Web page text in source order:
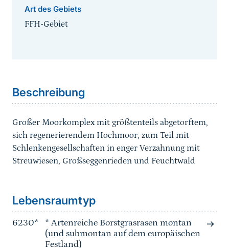
Art des Gebiets
FFH-Gebiet
Beschreibung
Großer Moorkomplex mit größtenteils abgetorftem,
sich regenerierendem Hochmoor, zum Teil mit
Schlenkengesellschaften in enger Verzahnung mit
Streuwiesen, Großseggenrieden und Feuchtwald
Lebensraumtyp
6230*
* Artenreiche Borstgrasrasen montan
(und submontan auf dem europäischen
Festland)